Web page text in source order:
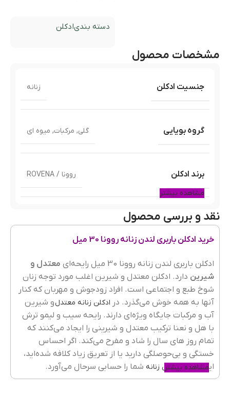
دسته بندیادکلن
مشخصات محصول
جنسیت ادکلن زنانه
گروه بویایی گلی, مرکبات, میوه ای
برند ادکلن روونا / ROVENA
مشابه ادکلن
نوع عطر ادوپرفیوم
کشور مبدا برند امارات
پراکندگی خوب
مشاهده بیشتر
نقد و بررسی محصول
خرید ادکلن باربری لندن زنانه روونا 30 میل
ادکلن باربری لندن زنانه روونا 30 میل رایحه‌ای
معتدل و
شیرین دارد. ادکلن معتدل و شیرین اغلب مورد توجه زنان
شوخ طبع و اجتماعی است. افراد زودجوش و مهربان که کنار
آنها به همه خوش می‌گذرد. در ادکلن زنانه معتدلو شیرین
آب و مرکبات جایگاه ویژه‌ای دارند. رایحه سیب و لیمو ترش
با هل و نعنا ترکیب معتدل و شیرینی را ایجاد می‌کنند که
تمام روز های سال را شاد و مفرح می‌کند. اگر احساس
خستگی و بی‌حوصلگی دارید یا از تعریق زیاد کلافه شده‌اید،
اینادکلن‌ شیرین زنانه شما را حسابی سرحال می‌آورد. مشاهده بیشتر